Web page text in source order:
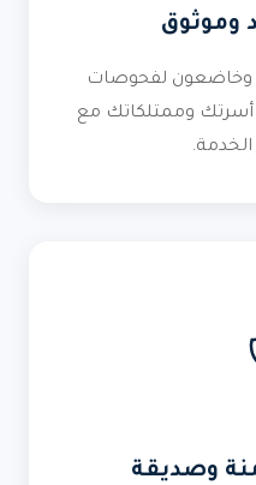
وموثوق
وخاضعون لفحوصات
وممتلكاتك مع
الخدمة.
وصديقة